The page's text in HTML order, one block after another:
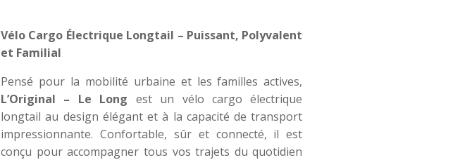
Vélo Cargo Électrique Longtail – Puissant, Polyvalent
et Familial
Pensé pour la mobilité urbaine et les familles actives,
L’Original – Le Long est un vélo cargo électrique
longtail au design élégant et à la capacité de transport
impressionnante. Confortable, sûr et connecté, il est
conçu pour accompagner tous vos trajets du quotidien